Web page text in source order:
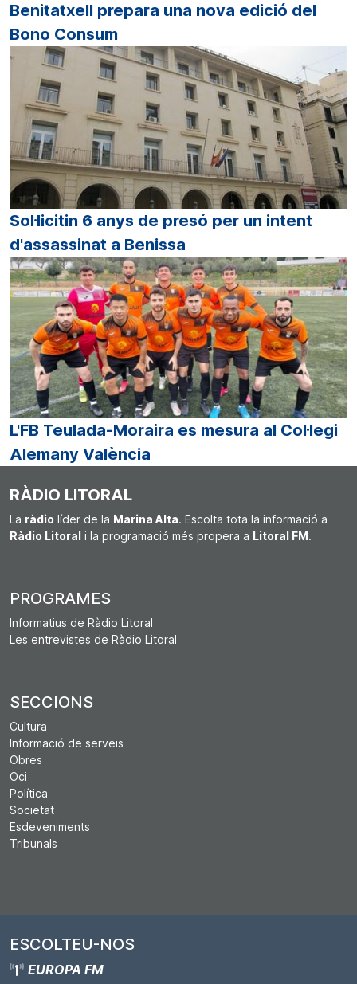
Benitatxell prepara una nova edició del
Bono Consum
Sol·licitin 6 anys de presó per un intent
d'assassinat a Benissa
L'FB Teulada-Moraira es mesura al Col·legi
Alemany València
RÀDIO LITORAL
La ràdio líder de la Marina Alta. Escolta tota la informació a
Ràdio Litoral i la programació més propera a Litoral FM.
PROGRAMES
Informatius de Ràdio Litoral
Les entrevistes de Ràdio Litoral
SECCIONS
Cultura
Informació de serveis
Obres
Oci
Política
Societat
Esdeveniments
Tribunals
ESCOLTEU-NOS
EUROPA FM